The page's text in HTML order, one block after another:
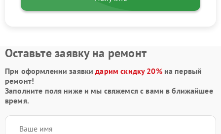
Оставьте заявку на ремонт
При оформлении заявкидарим скидку 20%на первый
ремонт!
Заполните поля ниже и мы свяжемся с вами в ближайшее
время.